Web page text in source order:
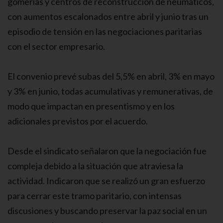
con aumentos escalonados entre abril y junio tras un
episodio de tensión en las negociaciones paritarias
con el sector empresario.
El convenio prevé subas del 5,5% en abril, 3% en mayo
y 3% en junio, todas acumulativas y remunerativas, de
modo que impactan en presentismo y en los
adicionales previstos por el acuerdo.
Desde el sindicato señalaron que la negociación fue
compleja debido a la situación que atraviesa la
actividad. Indicaron que se realizó un gran esfuerzo
para cerrar este tramo paritario, con intensas
discusiones y buscando preservar la paz social en un